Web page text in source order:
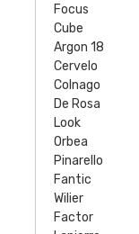
Focus
Cube
Argon 18
Cervelo
Colnago
De Rosa
Look
Orbea
Pinarello
Fantic
Wilier
Factor